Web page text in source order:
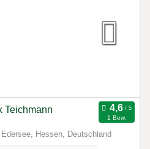
Teichmann
1 Bew.
Hessen, Deutschland